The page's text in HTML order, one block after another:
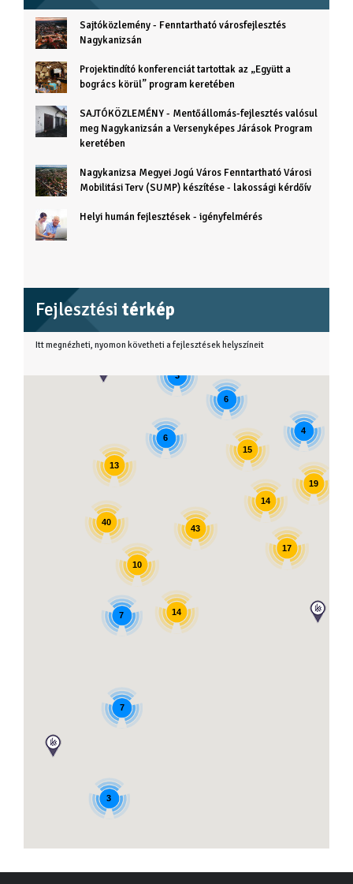
Sajtóközlemény - Fenntartható városfejlesztés
Nagykanizsán
Projektindító konferenciát tartottak az „Együtt a
bogrács körül” program keretében
SAJTÓKÖZLEMÉNY - Mentőállomás-fejlesztés valósul
meg Nagykanizsán a Versenyképes Járások Program
keretében
Nagykanizsa Megyei Jogú Város Fenntartható Városi
Mobilitási Terv (SUMP) készítése - lakossági kérdőív
Helyi humán fejlesztések - igényfelmérés
Fejlesztési térkép
Itt megnézheti, nyomon követheti a fejlesztések helyszíneit
14
17
40
7
43
19
6
13
15
4
6
3
3
7
14
10